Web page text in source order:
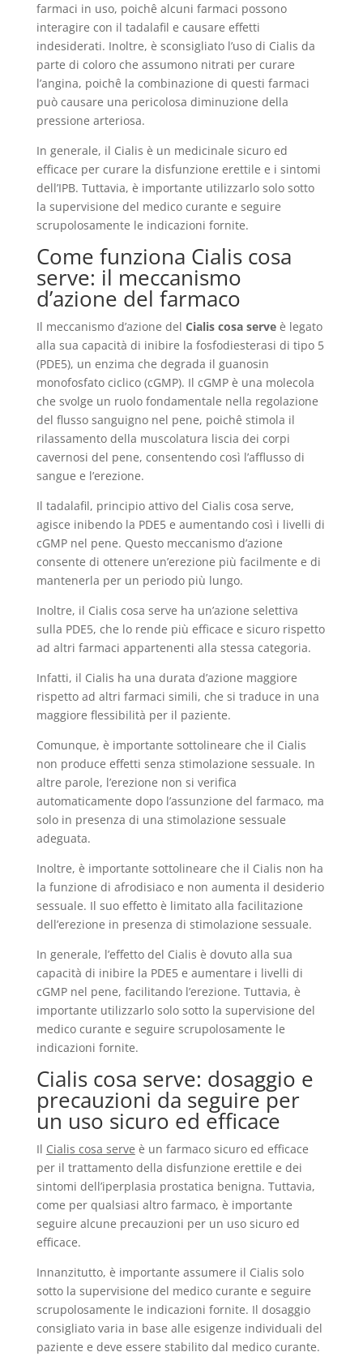
farmaci in uso, poichê alcuni farmaci possono
interagire con il tadalafil e causare effetti
indesiderati. Inoltre, è sconsigliato l’uso di Cialis da
parte di coloro che assumono nitrati per curare
l’angina, poichê la combinazione di questi farmaci
può causare una pericolosa diminuzione della
pressione arteriosa.
In generale, il Cialis è un medicinale sicuro ed
efficace per curare la disfunzione erettile e i sintomi
dell’IPB. Tuttavia, è importante utilizzarlo solo sotto
la supervisione del medico curante e seguire
scrupolosamente le indicazioni fornite.
Come funziona Cialis cosa
serve: il meccanismo
d’azione del farmaco
Il meccanismo d’azione del Cialis cosa serveè legato
alla sua capacità di inibire la fosfodiesterasi di tipo 5
(PDE5), un enzima che degrada il guanosin
monofosfato ciclico (cGMP). Il cGMP è una molecola
che svolge un ruolo fondamentale nella regolazione
del flusso sanguigno nel pene, poichê stimola il
rilassamento della muscolatura liscia dei corpi
cavernosi del pene, consentendo così l’afflusso di
sangue e l’erezione.
Il tadalafil, principio attivo del Cialis cosa serve,
agisce inibendo la PDE5 e aumentando così i livelli di
cGMP nel pene. Questo meccanismo d’azione
consente di ottenere un’erezione più facilmente e di
mantenerla per un periodo più lungo.
Inoltre, il Cialis cosa serve ha un’azione selettiva
sulla PDE5, che lo rende più efficace e sicuro rispetto
ad altri farmaci appartenenti alla stessa categoria.
Infatti, il Cialis ha una durata d’azione maggiore
rispetto ad altri farmaci simili, che si traduce in una
maggiore flessibilità per il paziente.
Comunque, è importante sottolineare che il Cialis
non produce effetti senza stimolazione sessuale. In
altre parole, l’erezione non si verifica
automaticamente dopo l’assunzione del farmaco, ma
solo in presenza di una stimolazione sessuale
adeguata.
Inoltre, è importante sottolineare che il Cialis non ha
la funzione di afrodisiaco e non aumenta il desiderio
sessuale. Il suo effetto è limitato alla facilitazione
dell’erezione in presenza di stimolazione sessuale.
In generale, l’effetto del Cialis è dovuto alla sua
capacità di inibire la PDE5 e aumentare i livelli di
cGMP nel pene, facilitando l’erezione. Tuttavia, è
importante utilizzarlo solo sotto la supervisione del
medico curante e seguire scrupolosamente le
indicazioni fornite.
Cialis cosa serve: dosaggio e
precauzioni da seguire per
un uso sicuro ed efficace
Il Cialis cosa serve è un farmaco sicuro ed efficace
per il trattamento della disfunzione erettile e dei
sintomi dell’iperplasia prostatica benigna. Tuttavia,
come per qualsiasi altro farmaco, è importante
seguire alcune precauzioni per un uso sicuro ed
efficace.
Innanzitutto, è importante assumere il Cialis solo
sotto la supervisione del medico curante e seguire
scrupolosamente le indicazioni fornite. Il dosaggio
consigliato varia in base alle esigenze individuali del
paziente e deve essere stabilito dal medico curante.